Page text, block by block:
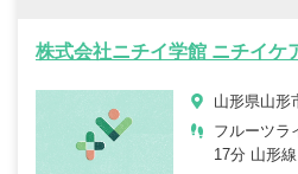
株式会社ニチイ学館 ニチイケ
山形県山形
フルーツラ
17分 山形